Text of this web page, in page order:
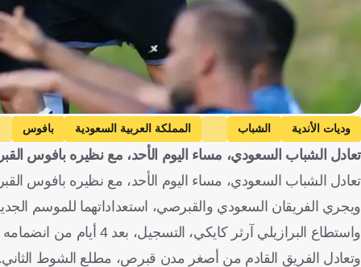
وديات الأندية الشباب المملكة العربية السعودية بافوس
تعادل الشباب السعودي، مساء اليوم الأحد، مع نظيره بافوس
تعادل الشباب السعودي، مساء اليوم الأحد، مع نظيره بافوس القبرصي، 1-1، وديا، في مدينة رادوملي
ويجري الفريقان السعودي والقبرصي، استعداداتهما للموسم
واستطاع البرازيلي آرثر كايكي، التسجيل، بعد 4 أيام من انضمامه للفريق، إذ افتتح التهديف في مباراة اليوم.
وتعادل الفريق القادم من أصغر مدن قبرص، مطلع الشوط الثاني.